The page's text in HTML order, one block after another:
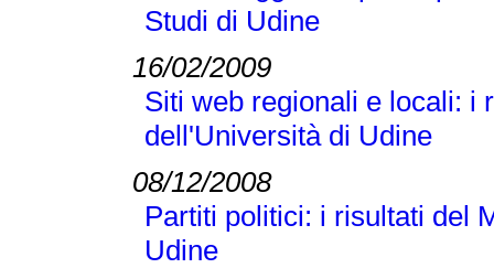
Studi di Udine
16/02/2009
Siti web regionali e locali: i
dell'Università di Udine
08/12/2008
Partiti politici: i risultati del
Udine